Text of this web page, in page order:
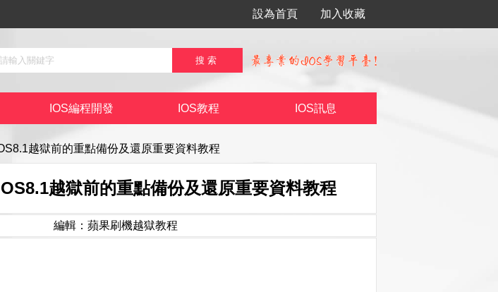
設為首頁 加入收藏
IOS編程開發 IOS教程 IOS訊息
越獄前的重點備份及還原重要資料教程
越獄前的重點備份及還原重要資料教程
編輯：蘋果刷機越獄教程